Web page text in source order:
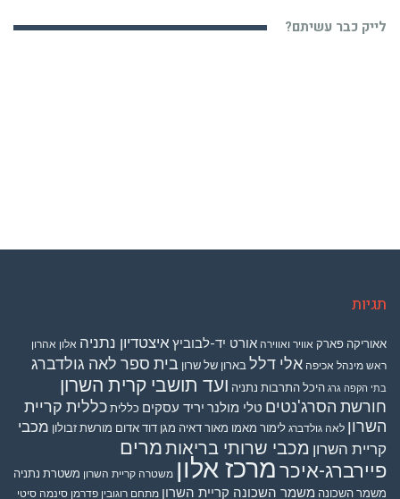
לייק כבר עשיתם?
תגיות
אאוריקה פארק אוויר ואווירה אורט יד-לבוביץאיצטדיון נתניה אלון אהרון
ראש מינהל אכיפה אלי דלל בארון של שרון בית ספר לאה גולדברג
בתי הקפה גרג היכל התרבות נתניה ועד תושבי קרית השרון
חורשת הסרג'נטים טלי מולנר יריד עסקים כללית כללית קריית
השרון לאה גולדברג לימור מאמו מאור דאיה מגן דוד אדום מורשת זבולון מכבי
קריית השרון מכבי שרותי בריאותמרים
פיירברג-איכר מרכז אלון משטרה קריית השרון משטרת נתניה
משמר השכונה משמר השכונה קריית השרון מתחם רוגובין פדרמן סינמה סיטי